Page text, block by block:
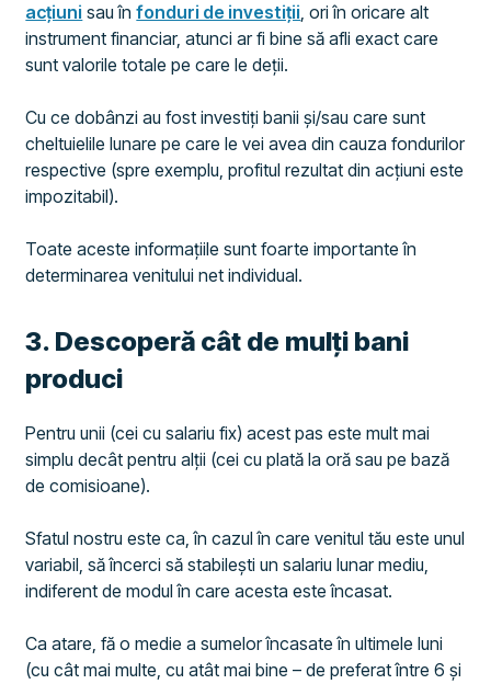
acțiuni sau înfonduri de investiții, ori în oricare alt
instrument financiar, atunci ar fi bine să afli exact care
sunt valorile totale pe care le deții.
Cu ce dobânzi au fost investiți banii și/sau care sunt
cheltuielile lunare pe care le vei avea din cauza fondurilor
respective (spre exemplu, profitul rezultat din acțiuni este
impozitabil).
Toate aceste informațiile sunt foarte importante în
determinarea venitului net individual.
​3. Descoperă cât de mulți bani
produci
Pentru unii (cei cu salariu fix) acest pas este mult mai
simplu decât pentru alții (cei cu plată la oră sau pe bază
de comisioane).
Sfatul nostru este ca, în cazul în care venitul tău este unul
variabil, să încerci să stabilești un salariu lunar mediu,
indiferent de modul în care acesta este încasat.
Ca atare, fă o medie a sumelor încasate în ultimele luni
(cu cât mai multe, cu atât mai bine – de preferat între 6 și